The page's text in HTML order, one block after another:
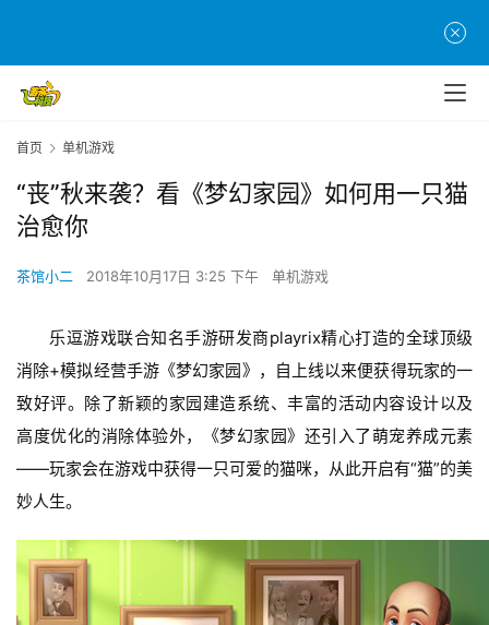
首页 单机游戏
“丧”秋来袭？看《梦幻家园》如何用一只猫
治愈你
茶馆小二 2018年10月17日 3:25 下午 单机游戏
乐逗游戏联合知名手游研发商playrix精心打造的全球顶级
消除+模拟经营手游《梦幻家园》，自上线以来便获得玩家的一
致好评。除了新颖的家园建造系统、丰富的活动内容设计以及
高度优化的消除体验外，《梦幻家园》还引入了萌宠养成元素
——玩家会在游戏中获得一只可爱的猫咪，从此开启有“猫”的美
妙人生。